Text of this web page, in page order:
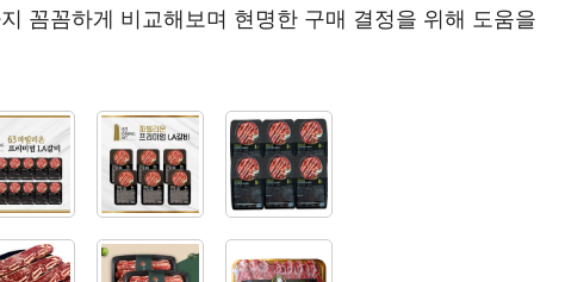
꼼꼼하게 비교해보며 현명한 구매 결정을 위해 도움을